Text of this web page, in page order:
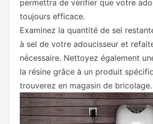
permettra de vérifier que votre
toujours efficace.
Examinez la quantité de sel
à sel de votre adoucisseur et
nécessaire. Nettoyez également
la résine grâce à un produit
trouverez en magasin de bricolage.